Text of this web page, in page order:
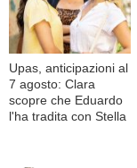
Upas, anticipazioni al
7 agosto: Clara
scopre che Eduardo
l'ha tradita con Stella